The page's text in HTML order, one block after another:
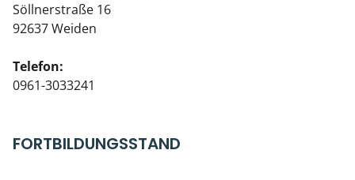
Söllnerstraße 16
92637 Weiden
Telefon:
0961-3033241
FORTBILDUNGSSTAND
Klinische & Praktische Kurse
Live Online-Kurse